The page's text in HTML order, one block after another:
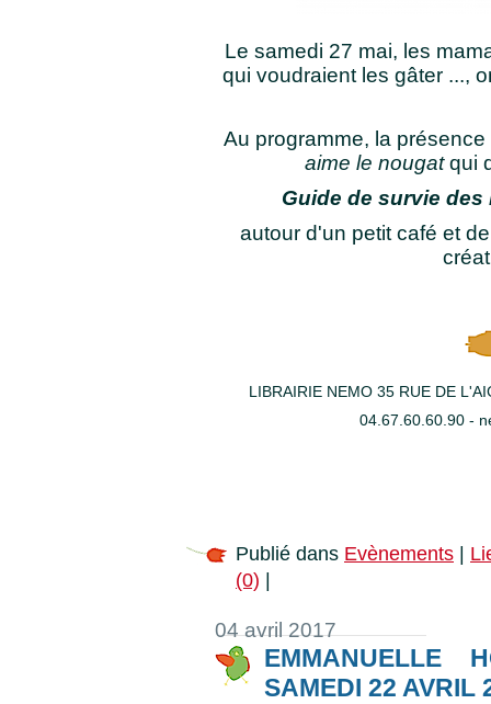
Le samedi 27 mai, les
qui voudraient les gâter ...,
Au programme, la
aime le nougatqui
Guide de survie
autour d'un petit café et
LIBRAIRIE NEMO 35 RUE DE
04.67.60.60.90 -
Publié dans Evènements |
(0) |
04 avril 2017
EMMANUELLE
SAMEDI 22 AVRIL